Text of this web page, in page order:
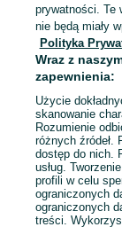
Mapa miejscowości
Mapa ministron
Popularne
prywatności. Te
nie będą miały
Polityka
Wraz z
zapewnienia:
Użycie
skanowanie
Rozumienie
różnych źródeł.
dostęp do nich.
usług.
profili w celu
ograniczonych
ograniczonych
treści.